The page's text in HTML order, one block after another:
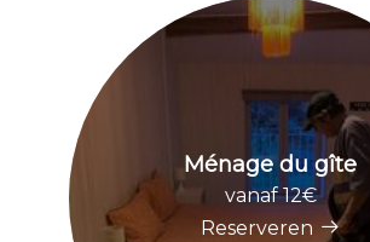
Ménage du gîte
vanaf 12€
Reserveren